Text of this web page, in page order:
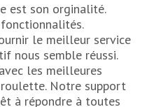
est son orginalité.
le meilleur service
nous semble réussi.
les meilleures
Notre support
à répondre à toutes